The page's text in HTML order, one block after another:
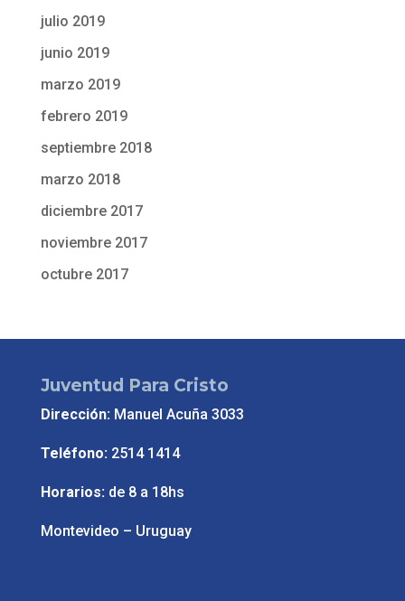
julio 2019
junio 2019
marzo 2019
febrero 2019
septiembre 2018
marzo 2018
diciembre 2017
noviembre 2017
octubre 2017
Juventud Para Cristo
Dirección: Manuel Acuña 3033
Teléfono:2514 1414
Horarios:de 8 a 18hs
Montevideo – Uruguay